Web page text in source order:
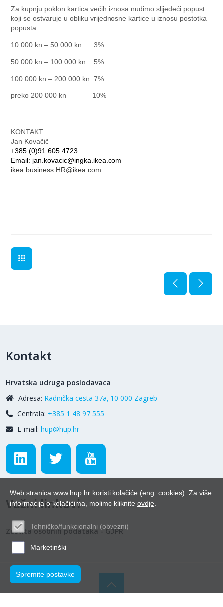
Za kupnju poklon kartica većih iznosa nudimo slijedeći popust
koji se ostvaruje u obliku vrijednosne kartice u iznosu postotka
popusta:
10 000 kn – 50 000 kn 3%
50 000 kn – 100 000 kn 5%
100 000 kn – 200 000 kn 7%
preko 200 000 kn 10%
KONTAKT:
Jan Kovačič
+385 (0)91 605 4723
Email: jan.kovacic@ingka.ikea.com
ikea.business.HR@ikea.com
Kontakt
Hrvatska udruga poslodavaca
Adresa: Radnička cesta 37a, 10 000 Zagreb
Centrala: +385 1 48 97 555
E-mail: hup@hup.hr
Važni linkovi
Zaštita osobnih podataka - GDPR
Web stranica www.hup.hr koristi kolačiće (eng. cookies). Za više
informacija o kolačićima, molimo kliknite ovdje
Tehničko/funkcionalni (obvezni)
Marketinški
Spremite postavke